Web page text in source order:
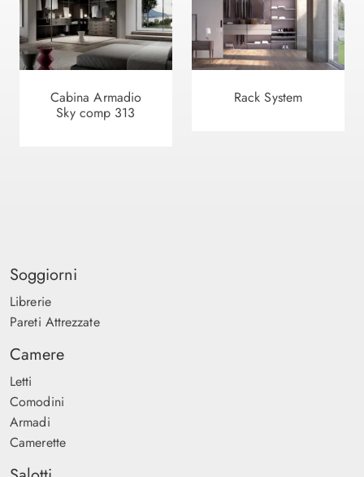
Cabina Armadio
Sky comp 313
Rack System
Soggiorni
Librerie
Pareti Attrezzate
Camere
Letti
Comodini
Armadi
Camerette